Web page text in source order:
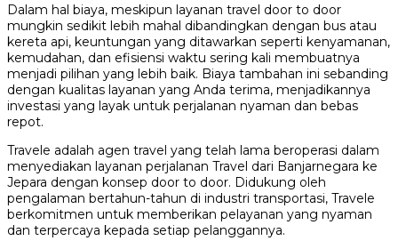
Dalam hal biaya, meskipun layanan travel door to door
mungkin sedikit lebih mahal dibandingkan dengan bus atau
kereta api, keuntungan yang ditawarkan seperti kenyamanan,
kemudahan, dan efisiensi waktu sering kali membuatnya
menjadi pilihan yang lebih baik. Biaya tambahan ini sebanding
dengan kualitas layanan yang Anda terima, menjadikannya
investasi yang layak untuk perjalanan nyaman dan bebas
repot.
Travele adalah agen travel yang telah lama beroperasi dalam
menyediakan layanan perjalanan Travel dari Banjarnegara ke
Jepara dengan konsep door to door. Didukung oleh
pengalaman bertahun-tahun di industri transportasi, Travele
berkomitmen untuk memberikan pelayanan yang nyaman
dan terpercaya kepada setiap pelanggannya.